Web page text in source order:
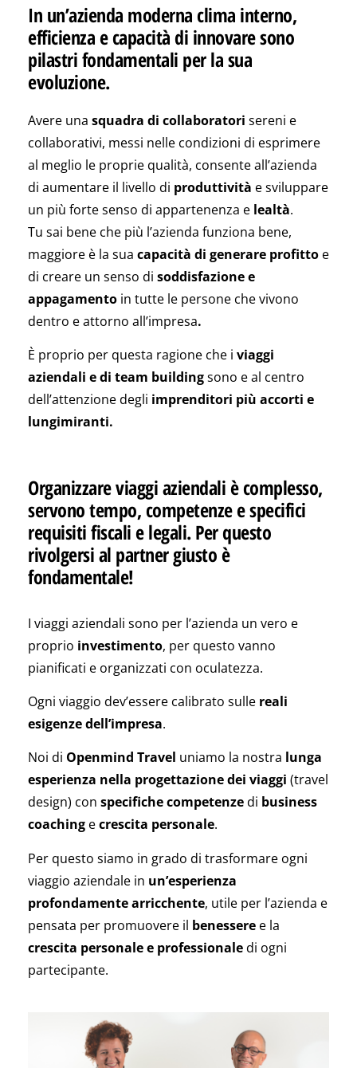
In un’azienda moderna clima interno,
efficienza e capacità di innovare sono
pilastri fondamentali per la sua
evoluzione.
Avere una squadra di collaboratori sereni e
collaborativi, messi nelle condizioni di esprimere
al meglio le proprie qualità, consente all’azienda
di aumentare il livello di produttività e sviluppare
un più forte senso di appartenenza e lealtà.
Tu sai bene che più l’azienda funziona bene,
maggiore è la sua capacità di generare profitto e
di creare un senso di soddisfazione e
appagamento in tutte le persone che vivono
dentro e attorno all’impresa.
È proprio per questa ragione che i viaggi
aziendali e di team buildingsono e al centro
dell’attenzione degli imprenditori più accorti e
lungimiranti.
Organizzare viaggi aziendali è complesso,
servono tempo, competenze e specifici
requisiti fiscali e legali. Per questo
rivolgersi al partner giusto è
fondamentale!
I viaggi aziendali sono per l’azienda un vero e
proprio investimento, per questo vanno
pianificati e organizzati con oculatezza.
Ogni viaggio dev’essere calibrato sulle reali
esigenze dell’impresa.
Noi di Openmind Travel uniamo la nostra lunga
esperienza nella progettazione dei viaggi (travel
design) con specifichecompetenzedi business
coaching ecrescita personale.
Per questo siamo in grado di trasformare ogni
viaggio aziendale in un’esperienza
profondamente arricchente, utile per l’azienda e
pensata per promuovere il benessere e la
crescita personale e professionaledi ogni
partecipante.